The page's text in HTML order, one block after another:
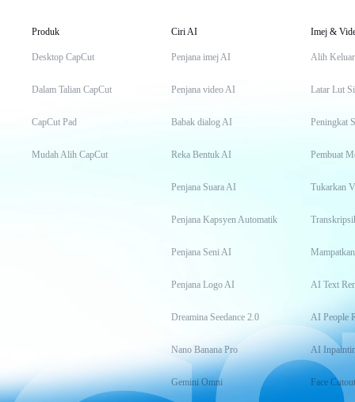
Produk
Desktop CapCut
Dalam Talian CapCut
CapCut Pad
Mudah Alih CapCut
Ciri AI
Penjana imej AI
Penjana video AI
Babak dialog AI
Reka Bentuk AI
Penjana Suara AI
Penjana Kapsyen Automatik
Penjana Seni AI
Penjana Logo AI
Dreamina Seedance 2.0
Nano Banana Pro
Gemini Omni
Imej &
Alih
Latar Lut
Peningkat
Pembuat
Tukarkan
AI Text
AI People
AI
Face Cutout